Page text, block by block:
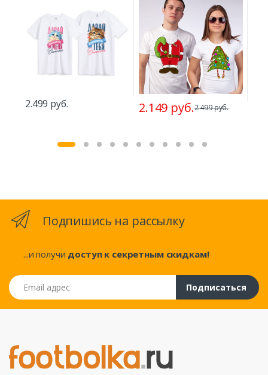
2.499 руб. 2.149 руб.2.499 руб.
Подпишись на рассылку
...и получи доступ к секретным скидкам!
Email адрес
Подписаться